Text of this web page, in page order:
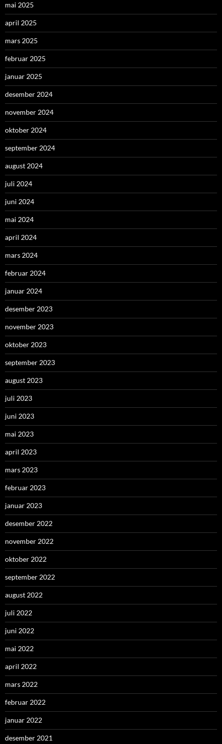
mai 2025
april 2025
mars 2025
februar 2025
januar 2025
desember 2024
november 2024
oktober 2024
september 2024
august 2024
juli 2024
juni 2024
mai 2024
april 2024
mars 2024
februar 2024
januar 2024
desember 2023
november 2023
oktober 2023
september 2023
august 2023
juli 2023
juni 2023
mai 2023
april 2023
mars 2023
februar 2023
januar 2023
desember 2022
november 2022
oktober 2022
september 2022
august 2022
juli 2022
juni 2022
mai 2022
april 2022
mars 2022
februar 2022
januar 2022
desember 2021